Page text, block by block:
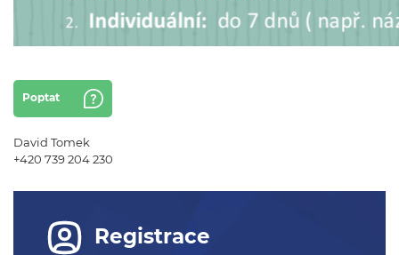
Poptat
David Tomek
+420 739 204 230
Registrace